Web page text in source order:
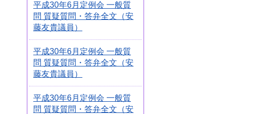
平成30年6月定例会 一般質
問 質疑質問・答弁全文（安
藤友貴議員）
平成30年6月定例会 一般質
問 質疑質問・答弁全文（安
藤友貴議員）
平成30年6月定例会 一般質
問 質疑質問・答弁全文（安